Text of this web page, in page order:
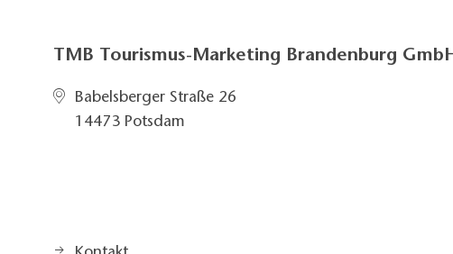
TMB Tourismus-Marketing Brandenburg GmbH
Babelsberger Straße 26
14473 Potsdam